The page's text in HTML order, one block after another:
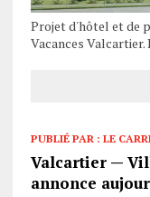
Projet d'hôtel et de
Vacances
PUBLIÉ PAR : LE
Valcartier —
annonce